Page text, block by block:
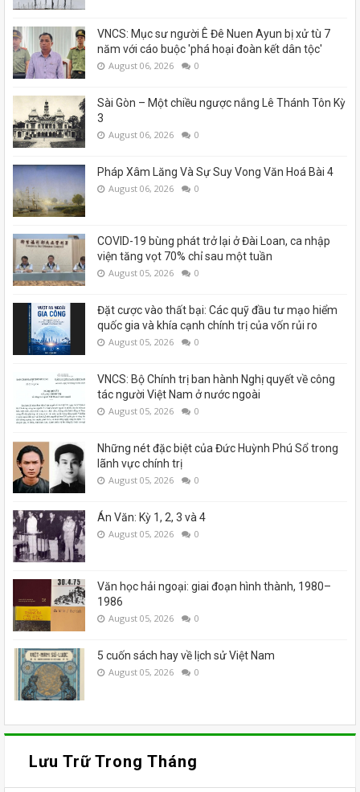
VNCS: Mục sư người Ê Đê Nuen Ayun bị xử tù 7
năm với cáo buộc 'phá hoại đoàn kết dân tộc'
August 06, 2026 0
Sài Gòn – Một chiều ngược nắng Lê Thánh Tôn Kỳ
3
August 06, 2026 0
Pháp Xâm Lăng Và Sự Suy Vong Văn Hoá Bài 4
August 06, 2026 0
COVID-19 bùng phát trở lại ở Đài Loan, ca nhập
viện tăng vọt 70% chỉ sau một tuần
August 05, 2026 0
Đặt cược vào thất bại: Các quỹ đầu tư mạo hiểm
quốc gia và khía cạnh chính trị của vốn rủi ro
August 05, 2026 0
VNCS: Bộ Chính trị ban hành Nghị quyết về công
tác người Việt Nam ở nước ngoài
August 05, 2026 0
Những nét đặc biệt của Đức Huỳnh Phú Sổ trong
lãnh vực chính trị
August 05, 2026 0
Án Văn: Kỳ 1, 2, 3 và 4
August 05, 2026 0
Văn học hải ngoại: giai đoạn hình thành, 1980–
1986
August 05, 2026 0
5 cuốn sách hay về lịch sử Việt Nam
August 05, 2026 0
Lưu Trữ Trong Tháng